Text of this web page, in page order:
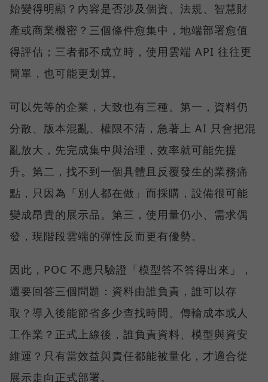
始變得明顯？內容是否涉及個資、法規、智慧財
產或商業機密？三個條件愈集中，地端部署愈值
得評估；三者都不成立時，使用雲端 API 往往更
簡單，也可能更划算。
可以先等的企業，大致也有三種。第一，資料仍
分散、版本混亂、權限不清，急著上 AI 只會把混
亂放大，先完成集中與治理，效率就可能先提
升。第二，找不到一個具體且反覆發生的業務痛
點，只因為「別人都在做」而採購，設備很可能
變成昂貴的展示品。第三，使用量仍小、需求偶
發，現階段雲端的彈性反而更有優勢。
因此，POC 不應只驗證「模型答不答得出來」，
還要回答三個問題：資料由誰負責，誰可以存
取？導入後能節省多少查找時間、傳輸成本或人
工作業？正式上線後，誰負責資料、模型與資安
維運？只有當效益與責任都能被量化，才適合從
展示走向正式部署。